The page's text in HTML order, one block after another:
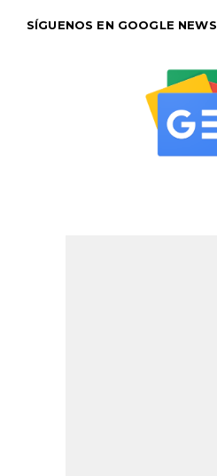
SÍGUENOS EN GOOGLE NEWS